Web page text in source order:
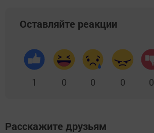
Оставляйте реакции
1 0 0 0 0
Расскажите друзьям